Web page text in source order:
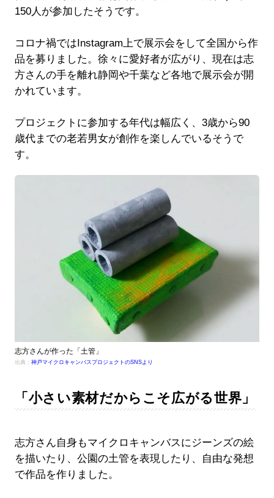
150人が参加したそうです。
コロナ禍ではInstagram上で展示会をして全国から作
品を募りました。徐々に愛好者が広がり、現在は志
方さんの手を離れ静岡や千葉など各地で展示会が開
かれています。
プロジェクトに参加する年代は幅広く、3歳から90
歳代までの老若男女が創作を楽しんでいるそうで
す。
志方さんが作った「土管」
出典： 神戸マイクロキャンバスプロジェクトのSNSより
「小さい素材だからこそ広がる世界」
志方さん自身もマイクロキャンバスにジーンズの絵
を描いたり、公園の土管を表現したり、自由な発想
で作品を作りました。